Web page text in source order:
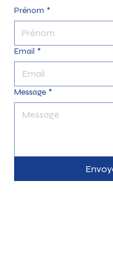
Prénom *
Email *
Message *